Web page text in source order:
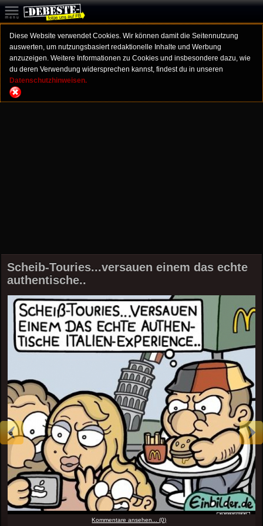
Diese Website verwendet Cookies. Wir können damit die Seitennutzung
auswerten, um nutzungsbasiert redaktionelle Inhalte und Werbung
anzuzeigen. Weitere Informationen zu Cookies und insbesondere dazu, wie
du deren Verwendung widersprechen kannst, findest du in unseren
Datenschutzhinweisen.
Scheib-Touries...versauen einem das echte
authentische..
Kommentare ansehen... (0)